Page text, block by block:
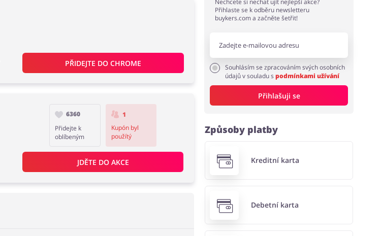
6360
Přidejte k
oblíbeným
1
Kupón byl
použítý
JDĚTE DO AKCE
PŘIDEJTE DO CHROME
Nechcete si nechat ujít nejlepší akce?
Přihlaste se k odběru newsletteru
buykers.com a začněte šetřit!
Souhlásím se zpracováním svých osobních
údajů v souladu spodmínkami užívání
Přihlašuji se
Způsoby platby
Kreditní karta
Debetní karta